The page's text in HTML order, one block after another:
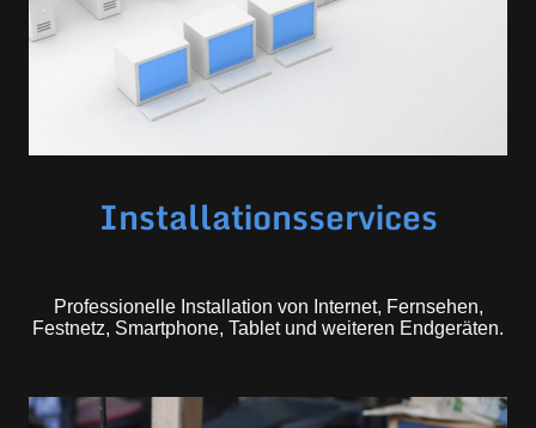
Installationsservices
Professionelle Installation von Internet, Fernsehen,
Festnetz, Smartphone, Tablet und weiteren Endgeräten.